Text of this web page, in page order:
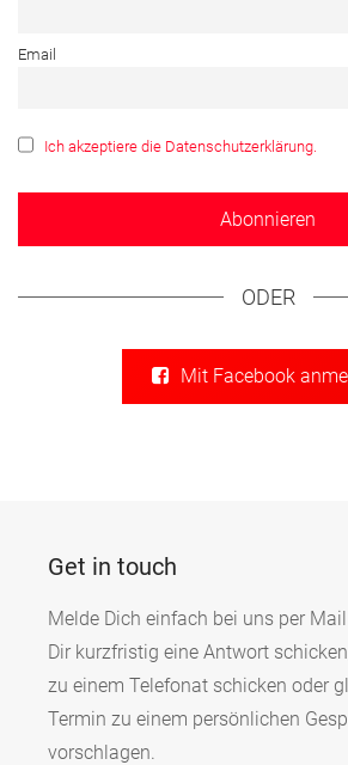
Email
Ich akzeptiere die Datenschutzerklärung.
ODER
Mit Facebook
Get in touch
Melde Dich einfach bei uns per
Dir kurzfristig eine Antwort
zu einem Telefonat schicken oder
Termin zu einem persönlichen
vorschlagen.